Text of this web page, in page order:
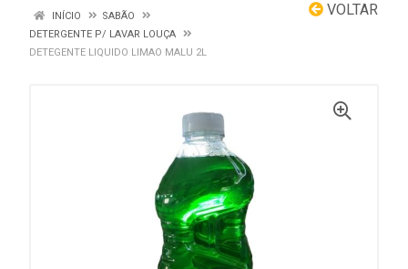
VOLTAR
INÍCIO
SABÃO
DETERGENTE P/ LAVAR LOUÇA
DETEGENTE LIQUIDO LIMAO MALU 2L